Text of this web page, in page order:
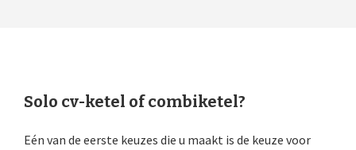
Solo cv-ketel of combiketel?
Eén van de eerste keuzes die u maakt is de keuze voor